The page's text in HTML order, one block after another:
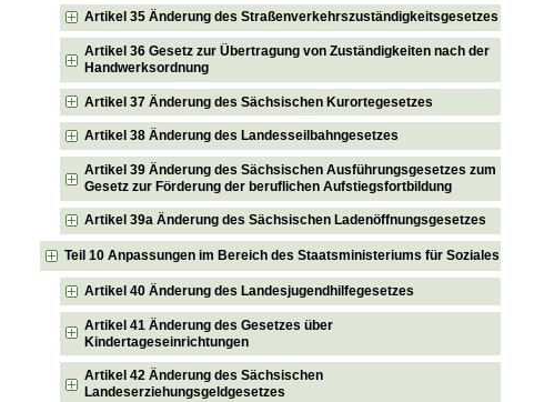
Artikel 35 Änderung des Straßenverkehrszuständigkeitsgesetzes
Artikel 36 Gesetz zur Übertragung von Zuständigkeiten nach der
Handwerksordnung
Artikel 37 Änderung des Sächsischen Kurortegesetzes
Artikel 38 Änderung des Landesseilbahngesetzes
Artikel 39 Änderung des Sächsischen Ausführungsgesetzes zum
Gesetz zur Förderung der beruflichen Aufstiegsfortbildung
Artikel 39a Änderung des Sächsischen Ladenöffnungsgesetzes
Teil 10 Anpassungen im Bereich des Staatsministeriums für Soziales
Artikel 40 Änderung des Landesjugendhilfegesetzes
Artikel 41 Änderung des Gesetzes über
Kindertageseinrichtungen
Artikel 42 Änderung des Sächsischen
Landeserziehungsgeldgesetzes